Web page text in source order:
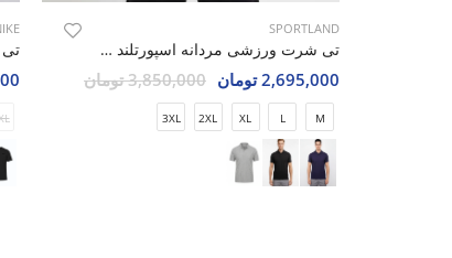
SPORTLAND
تی شرت ورزشی مردانه اسپورتلند SHIFT Active M
2,695,000 تومان 3,850,000 تومان
M
L
XL
2XL
3XL